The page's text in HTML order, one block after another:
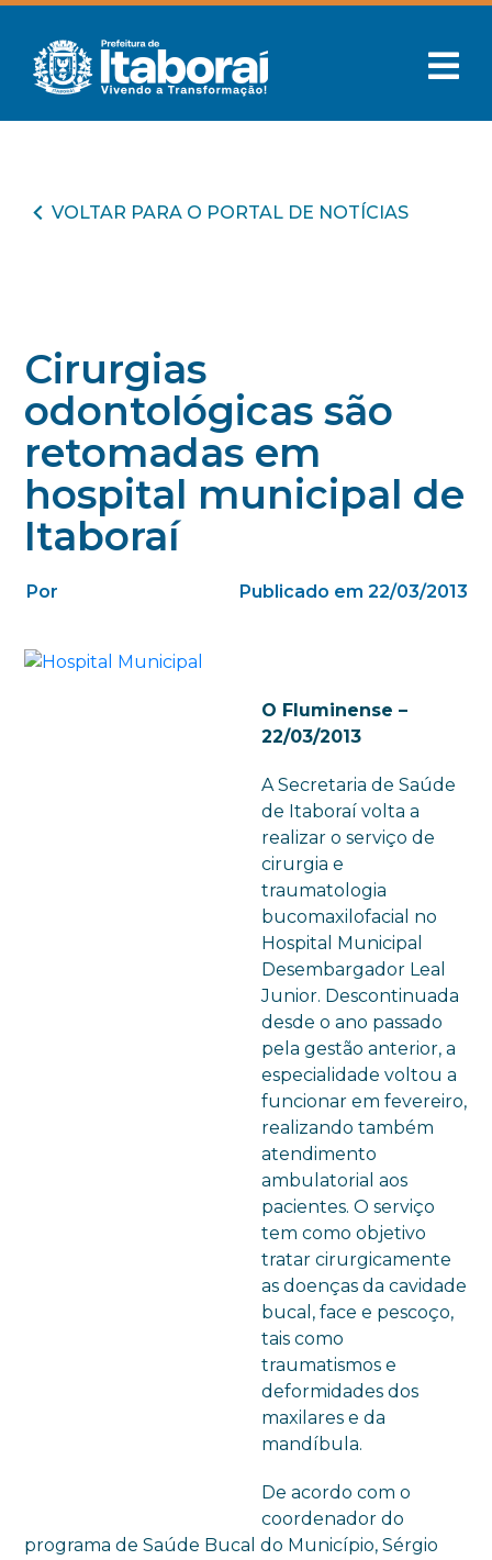
VOLTAR PARA O PORTAL DE NOTÍCIAS
Cirurgias
odontológicas são
retomadas em
hospital municipal de
Itaboraí
Por Publicado em 22/03/2013
O Fluminense –
22/03/2013
A Secretaria de Saúde
de Itaboraí volta a
realizar o serviço de
cirurgia e
traumatologia
bucomaxilofacial no
Hospital Municipal
Desembargador Leal
Junior. Descontinuada
desde o ano passado
pela gestão anterior, a
especialidade voltou a
funcionar em fevereiro,
realizando também
atendimento
ambulatorial aos
pacientes. O serviço
tem como objetivo
tratar cirurgicamente
as doenças da cavidade
bucal, face e pescoço,
tais como
traumatismos e
deformidades dos
maxilares e da
mandíbula.
De acordo com o
coordenador do
programa de Saúde Bucal do Município, Sérgio